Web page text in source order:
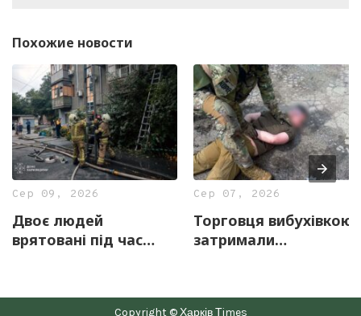
Похожие новости
Сер 09, 2026
Двоє людей
врятовані під час
Сер 07, 2026
Торговця вибухівкою
затримали
Copyright © Харків Тimes